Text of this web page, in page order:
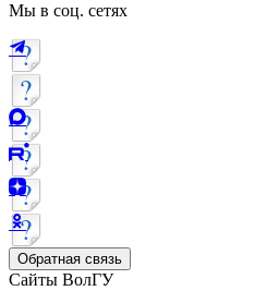
Мы в соц. сетях
Обратная связь
Сайты ВолГУ